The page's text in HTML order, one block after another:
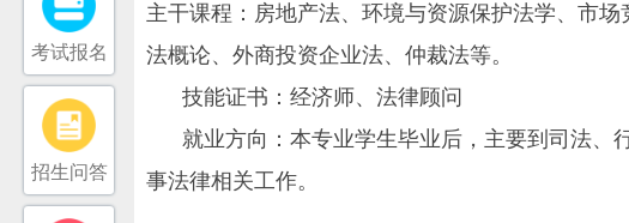
主干课程：房地产法、环境与资源保护法学、市
法概论、外商投资企业法、仲裁法等。
技能证书：经济师、法律顾问
就业方向：本专业学生毕业后，主要到司法、
事法律相关工作。
考试报名
招生问答